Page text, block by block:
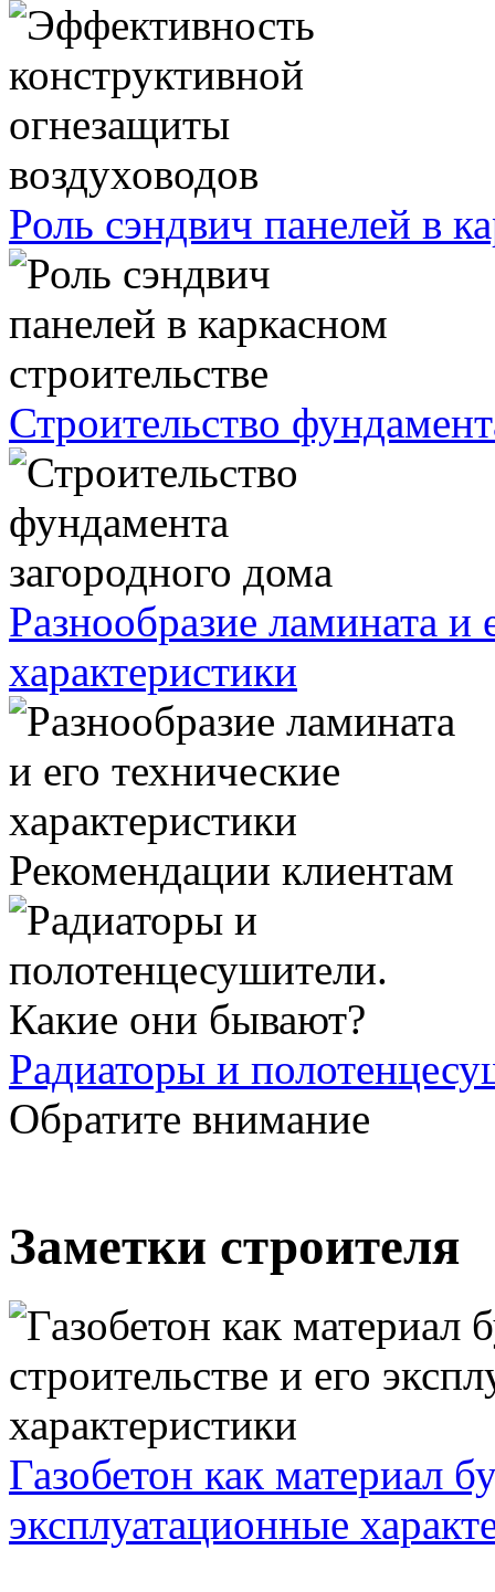
Роль сэндвич панелей в
Строительство
Разнообразие ламината и
характеристики
Рекомендации клиентам
Радиаторы и
Обратите внимание
Заметки строителя
Газобетон как материал
эксплуатационные